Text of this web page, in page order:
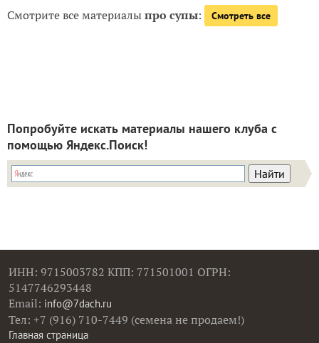
Смотрите все материалыпро супы: Смотреть все
Попробуйте искать материалы нашего клуба с
помощью Яндекс.Поиск!
ИНН: 9715003782 КПП: 771501001 ОГРН:
5147746293448
Email: info@7dach.ru
Тел: +7 (916) 710-7449 (семена не продаем!)
Главная страница